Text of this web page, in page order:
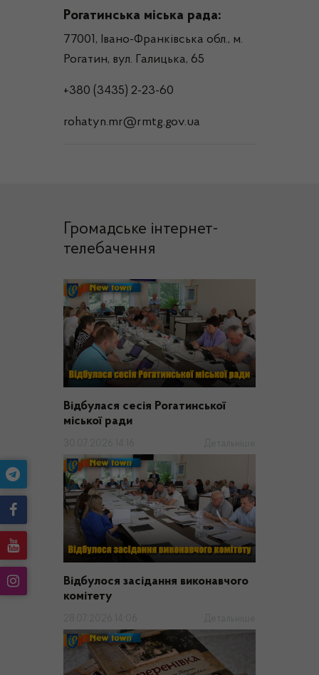
Рогатинська міська рада:
77001, Івано-Франківська обл., м.
Рогатин, вул. Галицька, 65
+380 (3435) 2-23-60
rohatyn.mr@rmtg.gov.ua
Громадське інтернет-
телебачення
Відбулася сесія Рогатинської
міської ради
Відбулося засідання виконавчого
комітету